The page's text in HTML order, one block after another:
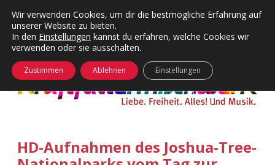
Kategorien
Menü
24 Hours Chilling
Die Wende
KFMW-Disco
KFMW-Disco
Dates
Contact
öffnen
HD-Aufnahmen des Joshua-Tree-
Wir verwenden Cookies, um dir die bestmögliche Erfahrung auf
unserer Website zu bieten.
In den Einstellungen kannst du erfahren, welche Cookies wir
verwenden oder sie ausschalten.
Zustimmen Ablehnen Einstellungen